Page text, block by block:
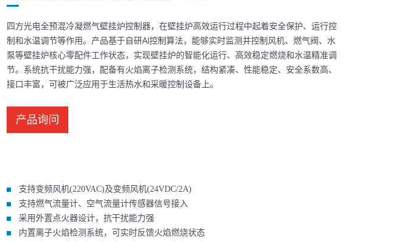
四方光电全预混冷凝燃气壁挂炉控制器，在壁挂炉高效运行过程中起着安全保护、运行控
制和水温调节等作用。产品基于自研Al控制算法，能够实时监测并控制风机、燃气阀、水
泵等壁挂炉核心零配件工作状态，实现壁挂炉的智能化运行、高效稳定燃烧和水温精准调
节。系统抗干扰能力强，配备有火焰离子检测系统，结构紧凑、性能稳定、安全系数高、
接口丰富，可被广泛应用于生活热水和采暖控制设备上。
产品询问
支持变频风机(220VAC)及变频风机(24VDC/2A)
支持燃气流量计、空气流量计传感器信号接入
采用外置点火器设计，抗干扰能力强
内置离子火焰检测系统，可实时反馈火焰燃烧状态